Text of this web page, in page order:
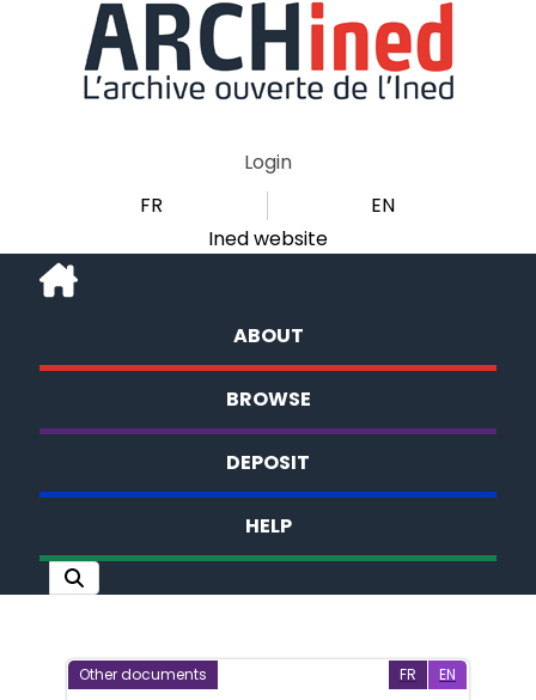
Login
FR
EN
Ined website
ABOUT
BROWSE
DEPOSIT
HELP
Other documents FR EN